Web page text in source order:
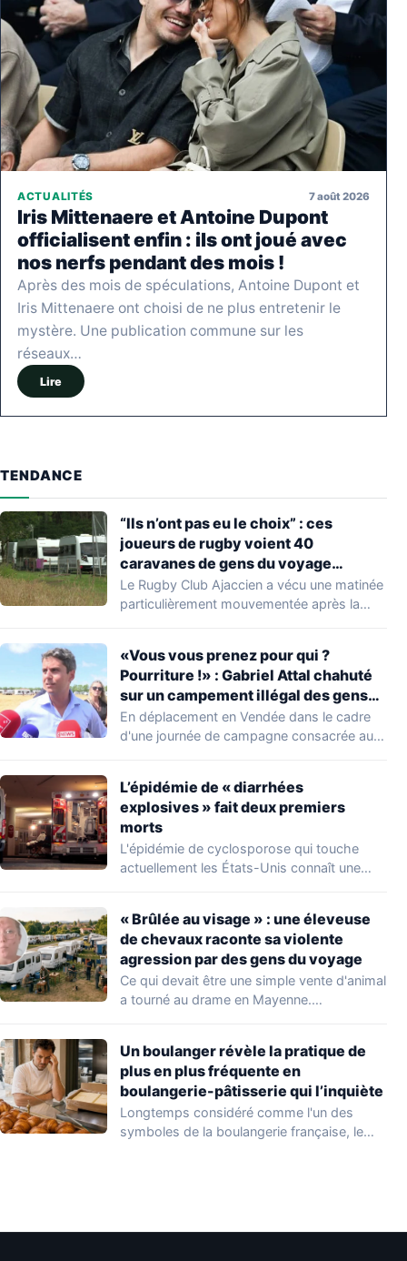
ACTUALITÉS 7 août 2026
Iris Mittenaere et Antoine Dupont
officialisent enfin : ils ont joué avec
nos nerfs pendant des mois !
Après des mois de spéculations, Antoine Dupont et
Iris Mittenaere ont choisi de ne plus entretenir le
mystère. Une publication commune sur les
réseaux…
Lire
TENDANCE
“Ils n’ont pas eu le choix” : ces
joueurs de rugby voient 40
caravanes de gens du voyage
s’installer dans leur stade, ils les
délogent en moins d’1 heure
Le Rugby Club Ajaccien a vécu une matinée
particulièrement mouvementée après la
«Vous vous prenez pour qui ?
Pourriture !» : Gabriel Attal chahuté
sur un campement illégal des gens
du voyage
En déplacement en Vendée dans le cadre
d'une journée de campagne consacrée aux
L’épidémie de « diarrhées
explosives » fait deux premiers
morts
L'épidémie de cyclosporose qui touche
actuellement les États-Unis connaît une
« Brûlée au visage » : une éleveuse
de chevaux raconte sa violente
agression par des gens du voyage
Ce qui devait être une simple vente d'animal
a tourné au drame en Mayenne.…
Un boulanger révèle la pratique de
plus en plus fréquente en
boulangerie-pâtisserie qui l’inquiète
Longtemps considéré comme l'un des
symboles de la boulangerie française, le